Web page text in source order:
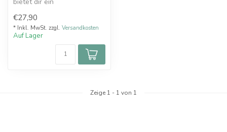
Dampferlebnis mit innovat...
€27,90
* Inkl. MwSt. zzgl. Versandkosten
Auf Lager
Zeige 1 - 1 von 1